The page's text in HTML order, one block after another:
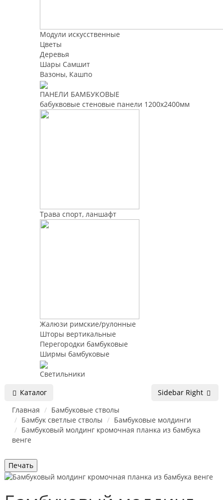
Модули искусственные
Цветы
Деревья
Шары Самшит
Вазоны, Кашпо
ПАНЕЛИ БАМБУКОВЫЕ
бабуквовые стеновые панели 1200х2400мм
Трава спорт, ланшафт
Жалюзи римские/рулонные
Шторы вертикальные
Перегородки бамбуковые
Ширмы бамбуковые
Светильники
Каталог
Sidebar Right
Главная
Бамбуковые стволы
Бамбук светлые стволы
Бамбуковые молдинги
Бамбуковый молдинг кромочная планка из бамбука
венге